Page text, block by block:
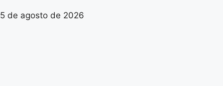
5 de agosto de 2026